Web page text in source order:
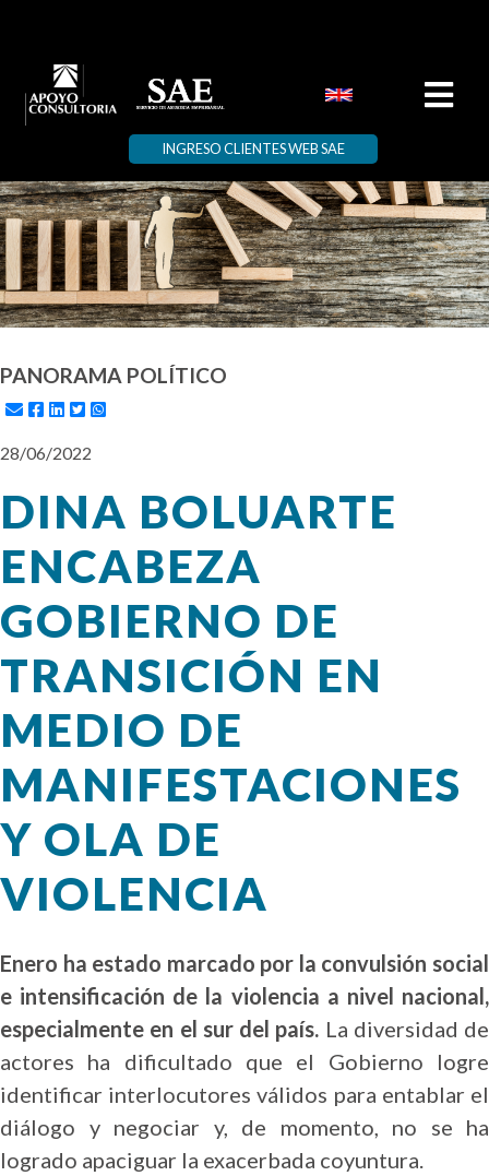
INGRESO CLIENTES WEB SAE
PANORAMA POLÍTICO
28/06/2022
DINA BOLUARTE
ENCABEZA
GOBIERNO DE
TRANSICIÓN EN
MEDIO DE
MANIFESTACIONES
Y OLA DE
VIOLENCIA
Enero ha estado marcado por la convulsión social
e intensificación de la violencia a nivel nacional,
especialmente en el sur del país. La diversidad de
actores ha dificultado que el Gobierno logre
identificar interlocutores válidos para entablar el
diálogo y negociar y, de momento, no se ha
logrado apaciguar la exacerbada coyuntura.